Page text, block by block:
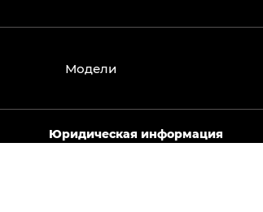
Модели
Юридическая информация